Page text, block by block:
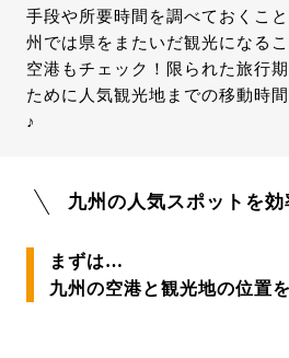
手段や所要時間を調べておくこ
州では県をまたいだ観光になる
空港もチェック！限られた旅行
ために人気観光地までの移動時
♪
九州の人気スポットを
まずは…
九州の空港と観光地の位置